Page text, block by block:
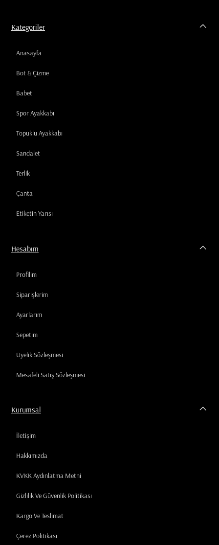
Kategoriler
Anasayfa
Bot & Çizme
Babet
Spor Ayakkabı
Topuklu Ayakkabı
Sandalet
Terlik
Çanta
Etiketin Yarısı
Hesabım
Profilim
Siparişlerim
Ayarlarım
Sepetim
Üyelik Sözleşmesi
Mesafeli Satış Sözleşmesi
Kurumsal
İletişim
Hakkımızda
KVKK Aydınlatma Metni
Gizlilik Ve Güvenlik Politikası
Kargo Ve Teslimat
Çerez Politikası